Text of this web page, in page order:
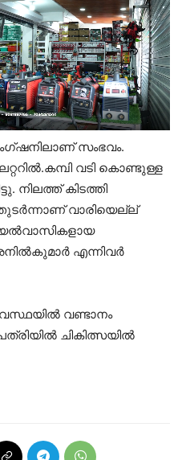
സംഭവം.
വടി കൊണ്ടുള്ള
നിലത്ത് കിടത്തി
വാരിയെല്ല്
എന്നിവർ
വണ്ടാനം
ചികിത്സയിൽ